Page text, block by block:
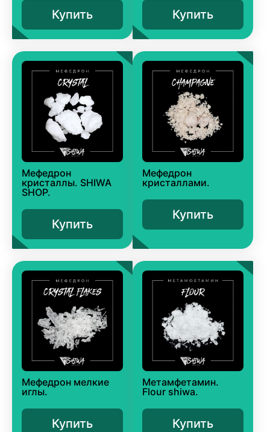
Купить Купить
Мефедрон
кристаллы. SHIWA
SHOP.
Купить
Мефедрон
кристаллами.
Купить
Мефедрон мелкие
иглы.
Купить
Метамфетамин.
Flour shiwa.
Купить